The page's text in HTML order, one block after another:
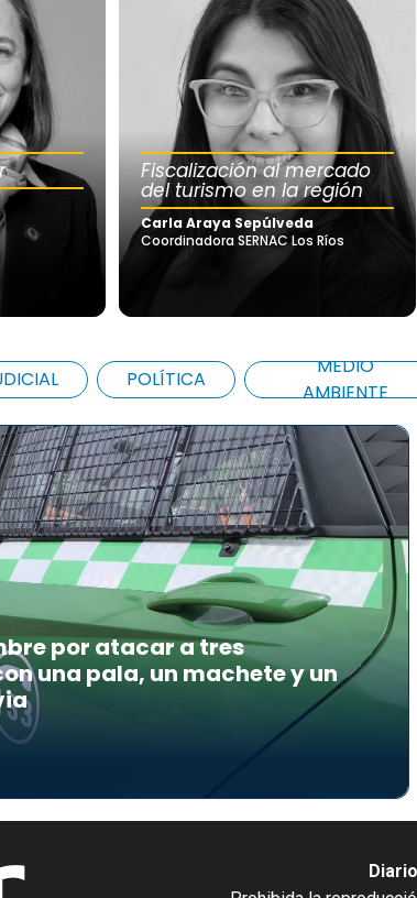
Fiscalización al mercado
del turismo en la región
Carla Araya Sepúlveda
Coordinadora SERNAC Los Ríos
POLÍTICA
MEDIO
AMBIENTE
por atacar a tres
una pala, un machete y un